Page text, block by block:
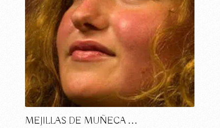
MEJILLAS DE MUÑECA …